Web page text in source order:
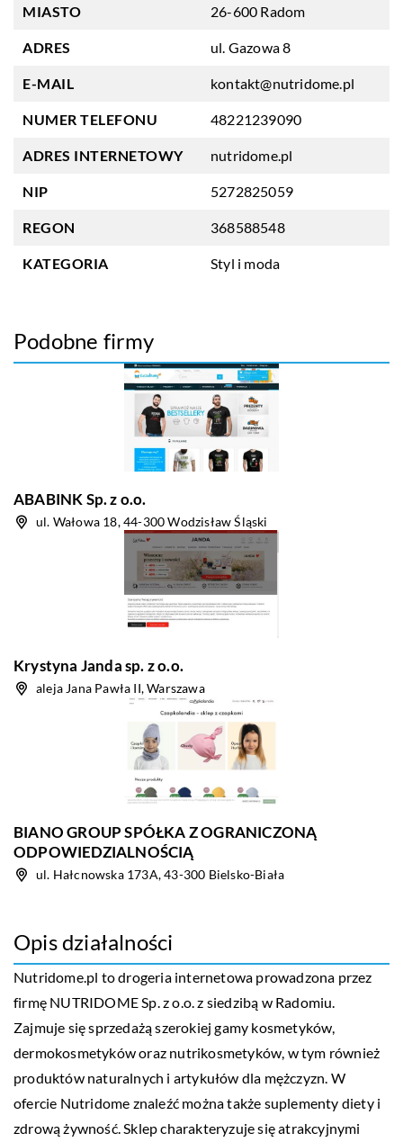
MIASTO 26-600 Radom
ADRES ul. Gazowa 8
E-MAIL kontakt@nutridome.pl
NUMER TELEFONU 48221239090
ADRES INTERNETOWY nutridome.pl
NIP 5272825059
REGON 368588548
KATEGORIA Styl i moda
Podobne firmy
ABABINK Sp. z o.o.
ul. Wałowa 18, 44-300 Wodzisław Śląski
Krystyna Janda sp. z o.o.
aleja Jana Pawła II, Warszawa
BIANO GROUP SPÓŁKA Z OGRANICZONĄ
ODPOWIEDZIALNOŚCIĄ
ul. Hałcnowska 173A, 43-300 Bielsko-Biała
Opis działalności
Nutridome.pl to drogeria internetowa prowadzona przez
firmę NUTRIDOME Sp. z o.o. z siedzibą w Radomiu.
Zajmuje się sprzedażą szerokiej gamy kosmetyków,
dermokosmetyków oraz nutrikosmetyków, w tym również
produktów naturalnych i artykułów dla mężczyzn. W
ofercie Nutridome znaleźć można także suplementy diety i
zdrową żywność. Sklep charakteryzuje się atrakcyjnymi